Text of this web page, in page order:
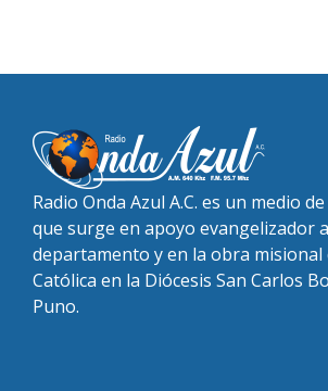
Radio Onda Azul A.C. es un medio
que surge en apoyo evangelizador
departamento y en la obra misional
Católica en la Diócesis San Carlos
Puno.